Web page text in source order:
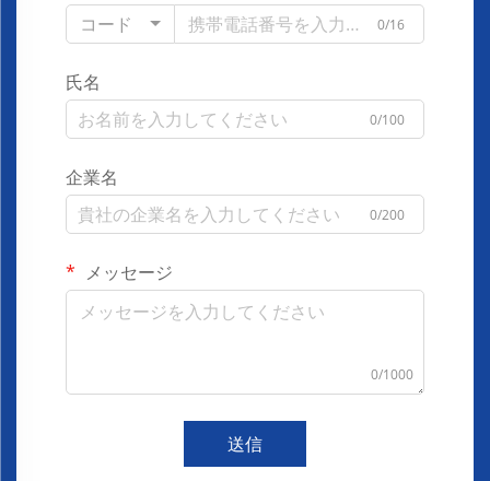
コード
0/16
氏名
0/100
企業名
0/200
メッセージ
0/1000
送信